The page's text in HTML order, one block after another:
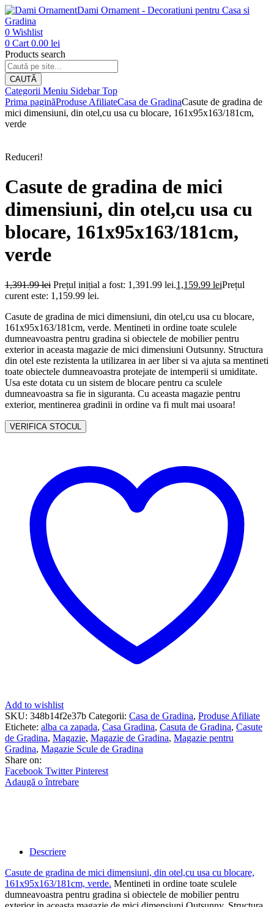
Dami Ornament - Decoratiuni pentru Casa si
Gradina
0 Wishlist
0 Cart 0.00 lei
Products search
CAUTĂ
Categorii Meniu Sidebar Top
Prima paginăProduse AfiliateCasa de GradinaCasute de gradina de
mici dimensiuni, din otel,cu usa cu blocare, 161x95x163/181cm,
verde
Reduceri!
Casute de gradina de mici
dimensiuni, din otel,cu usa cu
blocare, 161x95x163/181cm,
verde
1,391.99lei Prețul inițial a fost: 1,391.99 lei.1,159.99 leiPrețul
curent este: 1,159.99 lei.
Casute de gradina de mici dimensiuni, din otel,cu usa cu blocare,
161x95x163/181cm, verde. Mentineti in ordine toate sculele
dumneavoastra pentru gradina si obiectele de mobilier pentru
exterior in aceasta magazie de mici dimensiuni Outsunny. Structura
din otel este rezistenta la utilizarea in aer liber si va ajuta sa mentineti
toate obiectele dumneavoastra protejate de intemperii si umiditate.
Usa este dotata cu un sistem de blocare pentru ca sculele
dumneavoastra sa fie in siguranta. Cu aceasta magazie pentru
exterior, mentinerea gradinii in ordine va fi mult mai usoara!
VERIFICA STOCUL
Add to wishlist
SKU: 348b14f2e37b Categorii: Casa de Gradina, Produse Afiliate
Etichete: alba ca zapada, Casa Gradina, Casuta de Gradina, Casute
de Gradina, Magazie, Magazie de Gradina, Magazie pentru
Gradina, Magazie Scule de Gradina
Share on:
Facebook Twitter Pinterest
Adaugă o întrebare
Descriere
Casute de gradina de mici dimensiuni, din otel,cu usa cu blocare,
161x95x163/181cm, verde. Mentineti in ordine toate sculele
dumneavoastra pentru gradina si obiectele de mobilier pentru